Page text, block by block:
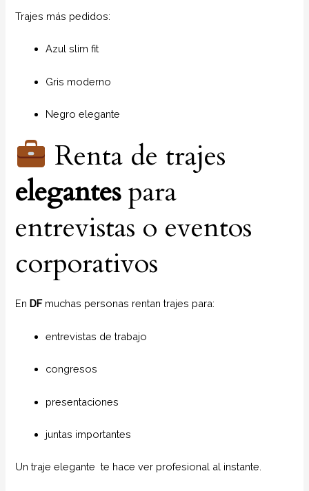
Trajes más pedidos:
Azul slim fit
Gris moderno
Negro elegante
Renta de trajes
elegantespara
entrevistas o eventos
corporativos
En DF muchas personas rentan trajes para:
entrevistas de trabajo
congresos
presentaciones
juntas importantes
Un traje elegante te hace ver profesional al instante.